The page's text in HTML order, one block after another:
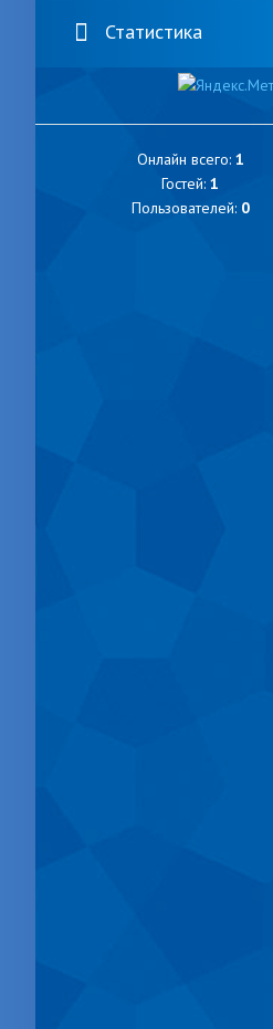
Статистика
Онлайн всего: 1
Гостей: 1
Пользователей: 0